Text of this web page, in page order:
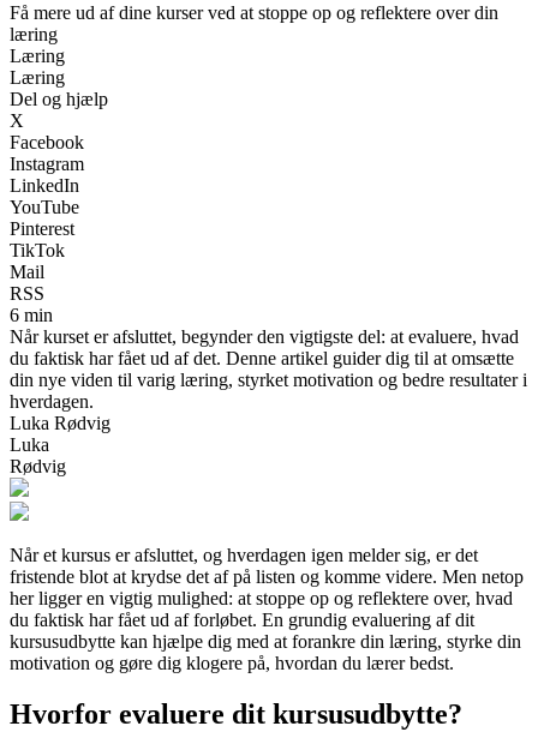
Få mere ud af dine kurser ved at stoppe op og reflektere over din
læring
Læring
Læring
Del og hjælp
X
Facebook
Instagram
LinkedIn
YouTube
Pinterest
TikTok
Mail
RSS
6 min
Når kurset er afsluttet, begynder den vigtigste del: at evaluere, hvad
du faktisk har fået ud af det. Denne artikel guider dig til at omsætte
din nye viden til varig læring, styrket motivation og bedre resultater i
hverdagen.
Luka Rødvig
Luka
Rødvig
Når et kursus er afsluttet, og hverdagen igen melder sig, er det
fristende blot at krydse det af på listen og komme videre. Men netop
her ligger en vigtig mulighed: at stoppe op og reflektere over, hvad
du faktisk har fået ud af forløbet. En grundig evaluering af dit
kursusudbytte kan hjælpe dig med at forankre din læring, styrke din
motivation og gøre dig klogere på, hvordan du lærer bedst.
Hvorfor evaluere dit kursusudbytte?